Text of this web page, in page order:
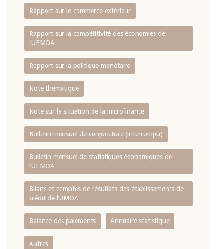
Rapport sur le commerce extérieur
Rapport sur la compétitivité des économies de
l‘UEMOA
Rapport sur la politique monétaire
Note thématique
Note sur la situation de la microfinance
Bulletin mensuel de conjoncture (interrompu)
Bulletin mensuel de statistiques économiques de
l‘UEMOA
Bilans et comptes de résultats des établissements de
crédit de l‘UMOA
Balance des paiements Annuaire statistique
Autres